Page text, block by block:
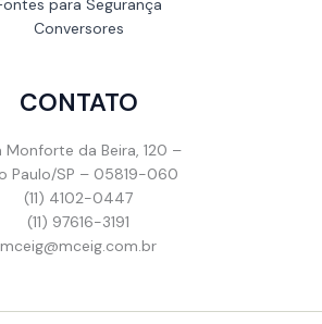
Conversores
CONTATO
Monforte da Beira, 120 –
Paulo/SP – 05819-060
(11) 4102-0447
(11) 97616-3191
mceig@mceig.com.br